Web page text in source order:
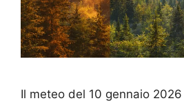
Il meteo del 10 gennaio